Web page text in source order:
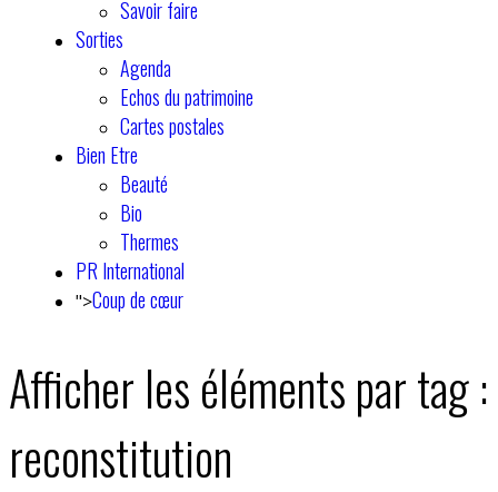
Savoir faire
Sorties
Agenda
Echos du patrimoine
Cartes postales
Bien Etre
Beauté
Bio
Thermes
PR International
">Coup de cœur
Afficher les éléments par tag :
reconstitution